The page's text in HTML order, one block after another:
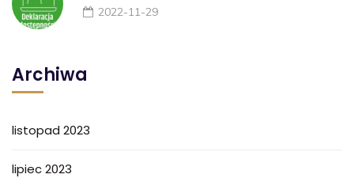
2022-11-29
Archiwa
listopad 2023
lipiec 2023